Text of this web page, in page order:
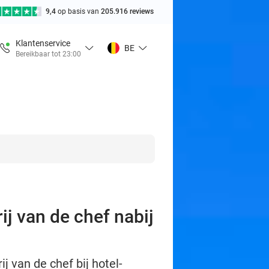
9,4 op basis van 205.916 reviews
Klantenservice
Bereikbaar tot 23:00
BE
van de chef nabij
van de chef bij hotel-